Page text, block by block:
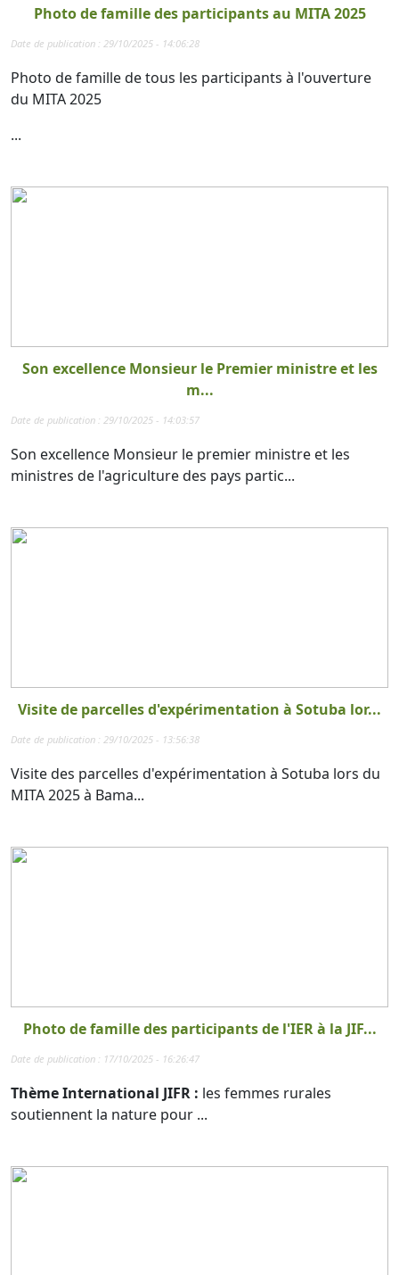
Photo de famille des participants au MITA 2025
Date de publication : 29/10/2025 - 14:06:28
Photo de famille de tous les participants à l'ouverture
du MITA 2025
...
Son excellence Monsieur le Premier ministre et les
m...
Date de publication : 29/10/2025 - 14:03:57
Son excellence Monsieur le premier ministre et les
ministres de l'agriculture des pays partic...
Visite de parcelles d'expérimentation à Sotuba lor...
Date de publication : 29/10/2025 - 13:56:38
Visite des parcelles d'expérimentation à Sotuba lors du
MITA 2025 à Bama...
Photo de famille des participants de l'IER à la JIF...
Date de publication : 17/10/2025 - 16:26:47
Thème International JIFR : les femmes rurales
soutiennent la nature pour ...